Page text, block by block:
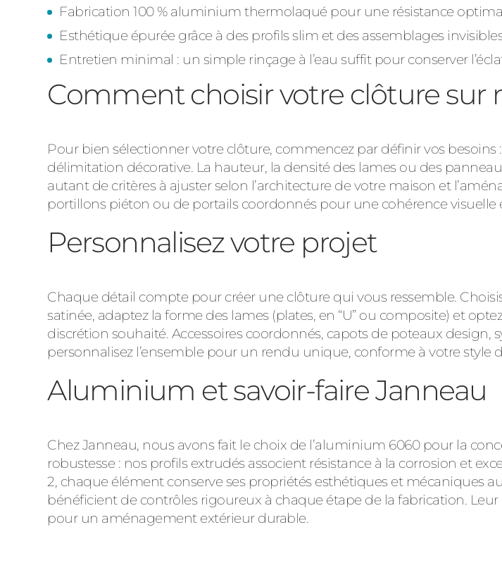
Fabrication 100 % aluminium thermolaqué pour une résistance
Esthétique épurée grâce à des profils slim et des assemblages
Entretien minimal : un simple rinçage à l’eau suffit pour conserver
Comment choisir votre clôture sur
Pour bien sélectionner votre clôture, commencez par définir vos
délimitation décorative. La hauteur, la densité des lames ou des
autant de critères à ajuster selon l’architecture de votre maison et
portillons piéton ou de portails coordonnés pour une cohérence visuelle
Personnalisez votre projet
Chaque détail compte pour créer une clôture qui vous ressemble.
satinée, adaptez la forme des lames (plates, en “U” ou composite) et
discrétion souhaité. Accessoires coordonnés, capots de poteaux
personnalisez l’ensemble pour un rendu unique, conforme à votre style
Aluminium et savoir-faire Janneau
Chez Janneau, nous avons fait le choix de l’aluminium 6060 pour la
robustesse : nos profils extrudés associent résistance à la corrosion et
2, chaque élément conserve ses propriétés esthétiques et mécaniques
bénéficient de contrôles rigoureux à chaque étape de la fabrication.
pour un aménagement extérieur durable.